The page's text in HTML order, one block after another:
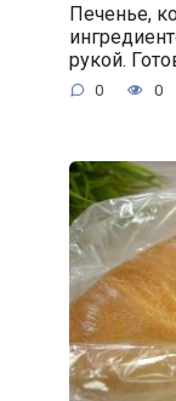
Печенье,
рукой.
0 0